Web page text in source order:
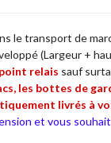
le transport de
(Largeur +
relais sauf
les bottes de
livrés à
et vous